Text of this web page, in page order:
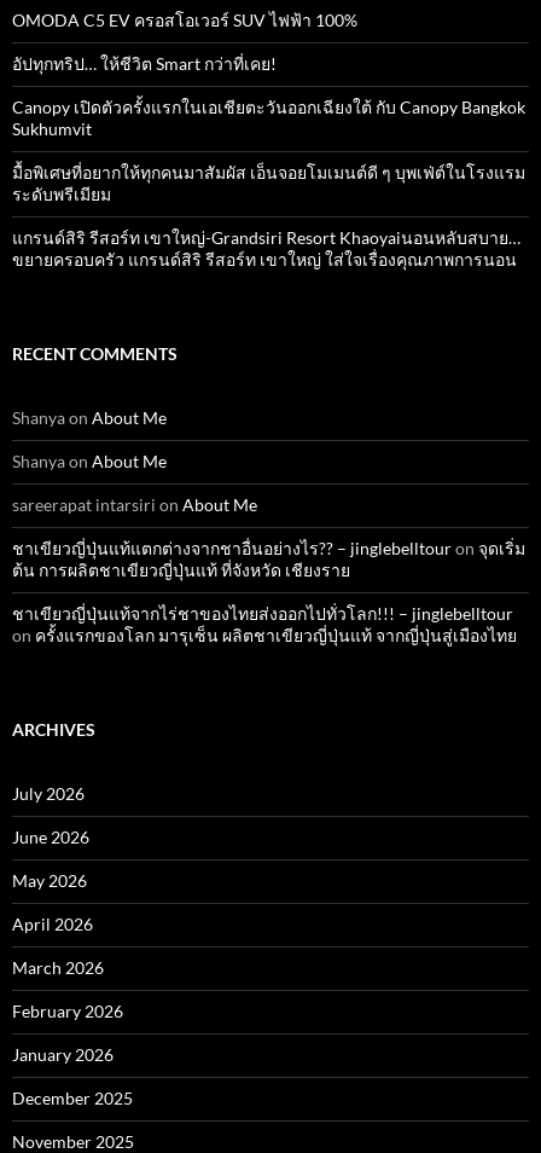
OMODA C5 EV ครอสโอเวอร์ SUV ไฟฟ้า 100%
อัปทุกทริป… ให้ชีวิต Smart กว่าที่เคย!
Canopy เปิดตัวครั้งแรกในเอเชียตะวันออกเฉียงใต้ กับ Canopy Bangkok
Sukhumvit
มื้อพิเศษที่อยากให้ทุกคนมาสัมผัส เอ็นจอยโมเมนต์ดี ๆ บุพเฟ่ต์ในโรงแรม
ระดับพรีเมียม
แกรนด์สิริ​ รีสอร์ท​ เขาใหญ่​-Grandsiri​ Resort​ Khaoyaiนอนหลับสบาย…
ขยายครอบครัว แกรนด์สิริ รีสอร์ท เขาใหญ่ ใส่ใจเรื่องคุณภาพการนอน
RECENT COMMENTS
Shanyaon About Me
Shanyaon About Me
sareerapat intarsiri on About Me
ชาเขียวญี่ปุ่นแท้แตกต่างจากชาอื่นอย่างไร?? – jinglebelltouron จุดเริ่ม
ต้น การผลิตชาเขียวญี่ปุ่นแท้ ที่จังหวัด เชียงราย
ชาเขียวญี่ปุ่นแท้จากไร่ชาของไทยส่งออกไปทั่วโลก!!! – jinglebelltour
on ครั้งแรกของโลก มารุเซ็น ผลิตชาเขียวญี่ปุ่นแท้ จากญี่ปุ่นสู่เมืองไทย
ARCHIVES
July 2026
June 2026
May 2026
April 2026
March 2026
February 2026
January 2026
December 2025
November 2025